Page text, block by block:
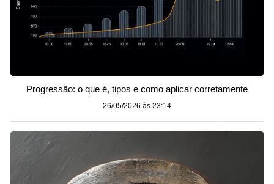
Progressão: o que é, tipos e como aplicar corretamente
26/05/2026 às 23:14